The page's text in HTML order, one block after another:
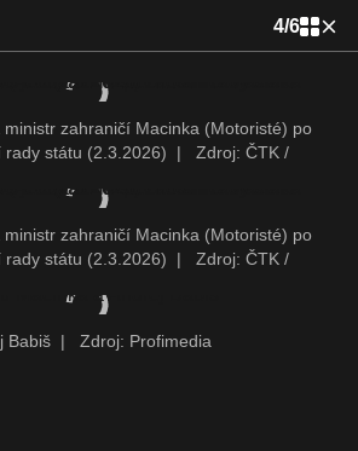
4/6
zahraničí Macinka (Motoristé) po
státu (2.3.2026)
|
Zdroj: ČTK /
zahraničí Macinka (Motoristé) po
státu (2.3.2026)
|
Zdroj: ČTK /
Babiš | Zdroj: Profimedia